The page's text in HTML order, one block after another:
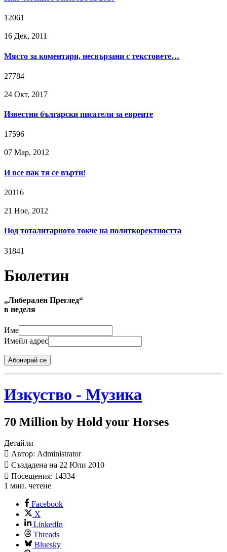
12061
16 Дек, 2011
Място за коментари, несвързани с текстовете…
27784
24 Окт, 2017
Известни български писатели за евреите
17596
07 Мар, 2012
И все пак тя се върти!
20116
21 Ное, 2012
Под тоталитарното токче на политкоректността
31841
Бюлетин
„Либерален Преглед“
в неделя
Име
Имейл адрес
Абонирай се
Изкуство - Музика
70 Million by Hold your Horses
Детайли
Автор: Administrator
Създадена на 22 Юли 2010
Посещения: 14334
1 мин. четене
Facebook
X
LinkedIn
Threads
Bluesky